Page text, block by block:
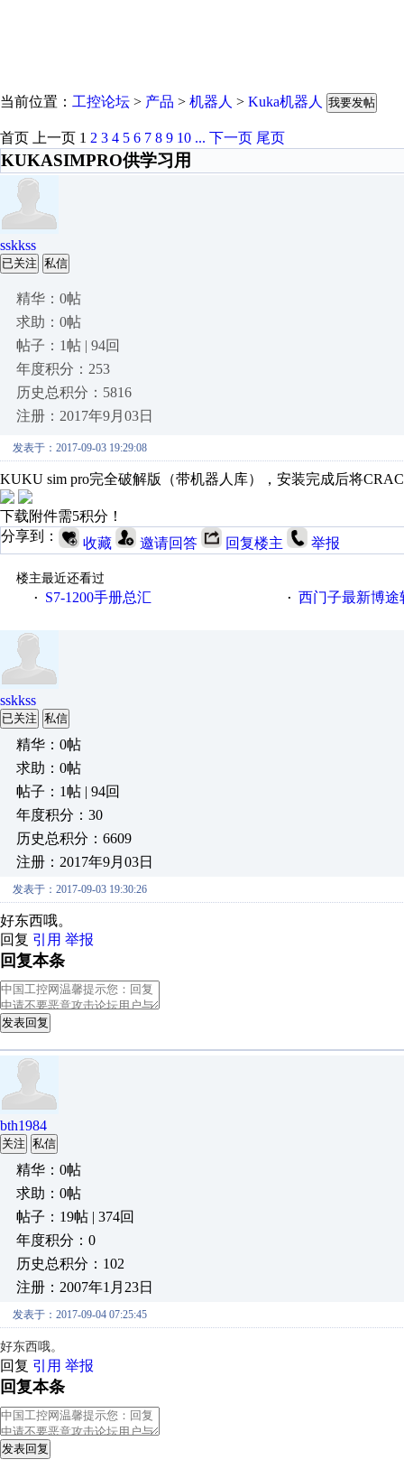
当前位置： 工控论坛 > 产品 > 机器人 > Kuka机器人 我要发帖
首页 上一页 1 2 3 4 5 6 7 8 9 10 ... 下一页 尾页
KUKASIMPRO供学习用
sskkss
已关注 私信
精华：0帖
求助：0帖
帖子：1帖 | 94回
年度积分：253
历史总积分：5816
注册：2017年9月03日
发表于：2017-09-03 19:29:08
KUKU sim pro完全破解版（带机器人库），安装完成后将
下载附件需5积分！
分享到：
收藏 邀请回答 回复楼主 举报
楼主最近还看过
·
S7-1200手册总汇 · 西门子最新博途软
sskkss
已关注 私信
精华：0帖
求助：0帖
帖子：1帖 | 94回
年度积分：30
历史总积分：6609
注册：2017年9月03日
发表于：2017-09-03 19:30:26
好东西哦。
回复 引用 举报
回复本条
发表回复
bth1984
关注 私信
精华：0帖
求助：0帖
帖子：19帖 | 374回
年度积分：0
历史总积分：102
注册：2007年1月23日
发表于：2017-09-04 07:25:45
好东西哦。
回复 引用 举报
回复本条
发表回复